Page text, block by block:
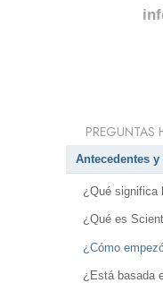
PREGUNTAS
Antecedentes
¿Qué significa
¿Qué es
¿Cómo
¿Está basada